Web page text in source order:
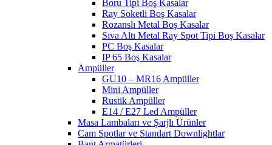
Boru Tipi Boş Kasalar
Ray Soketli Boş Kasalar
Rozanslı Metal Boş Kasalar
Sıva Altı Metal Ray Spot Tipi Boş Kasalar
PC Boş Kasalar
IP 65 Boş Kasalar
Ampüller
GU10 – MR16 Ampüller
Mini Ampüller
Rustik Ampüller
E14 / E27 Led Ampüller
Masa Lambaları ve Şarjlı Ürünler
Cam Spotlar ve Standart Downlightlar